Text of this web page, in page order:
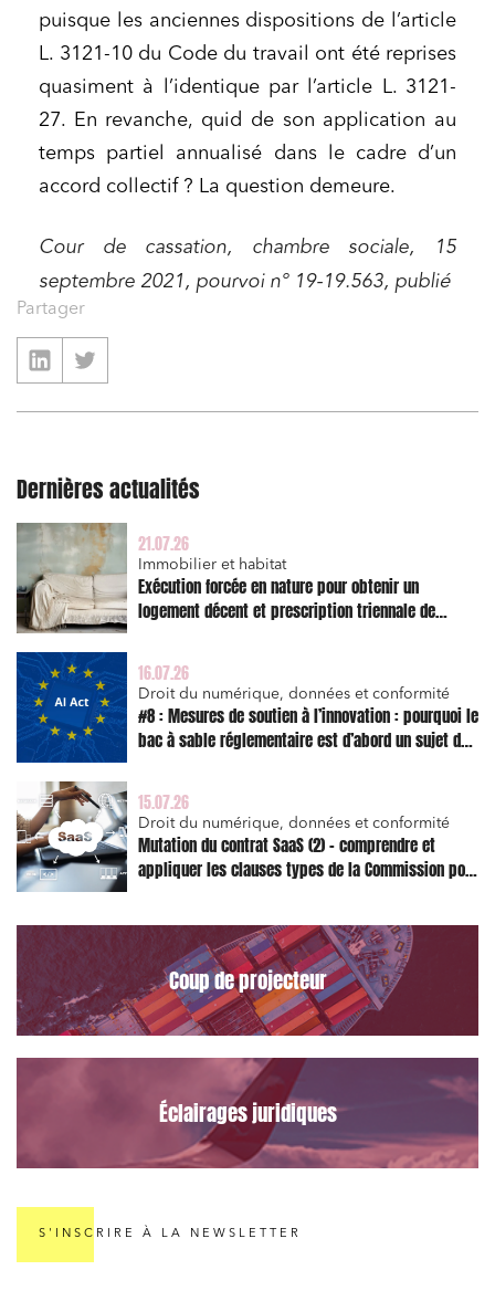
puisque les anciennes dispositions de l’article
L. 3121-10 du Code du travail ont été reprises
quasiment à l’identique par l’article L. 3121-
27. En revanche, quid de son application au
temps partiel annualisé dans le cadre d’un
accord collectif ? La question demeure.
Cour de cassation, chambre sociale, 15
septembre 2021, pourvoi n° 19-19.563, publié
Partager
Dernières actualités
21.07.26
Immobilier et habitat
Exécution forcée en nature pour obtenir un
logement décent et prescription triennale de
16.07.26
Droit du numérique, données et conformité
#8 : Mesures de soutien à l’innovation : pourquoi le
bac à sable réglementaire est d’abord un sujet de
15.07.26
Droit du numérique, données et conformité
Mutation du contrat SaaS (2) – comprendre et
appliquer les clauses types de la Commission pour
Coup de projecteur
Éclairages juridiques
S'INSCRIRE À LA NEWSLETTER
Relations commerciales et contrats
Associations et acteurs de l’économie sociale et
solidaire
Media et édition
Immobilier et habitat
Entreprises du numérique
Établissements financiers
Mobilité et transport